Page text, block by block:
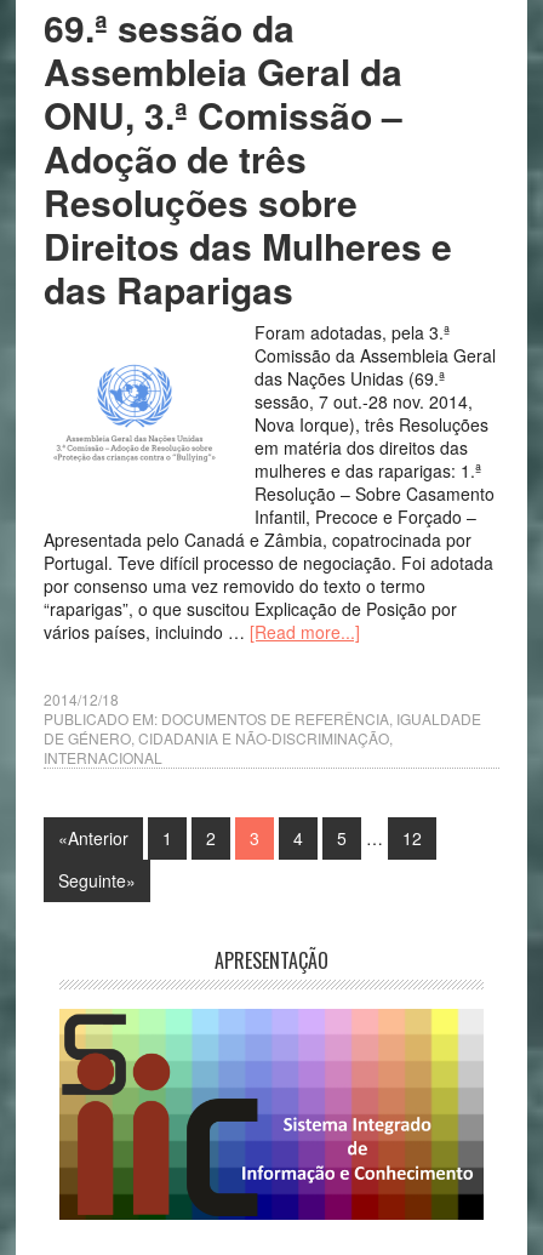
69.ª sessão da
Assembleia Geral da
ONU, 3.ª Comissão –
Adoção de três
Resoluções sobre
Direitos das Mulheres e
das Raparigas
Foram adotadas, pela 3.ª
Comissão da Assembleia Geral
das Nações Unidas (69.ª
sessão, 7 out.-28 nov. 2014,
Nova Iorque), três Resoluções
em matéria dos direitos das
mulheres e das raparigas: 1.ª
Resolução – Sobre Casamento
Infantil, Precoce e Forçado –
Apresentada pelo Canadá e Zâmbia, copatrocinada por
Portugal. Teve difícil processo de negociação. Foi adotada
por consenso uma vez removido do texto o termo
“raparigas”, o que suscitou Explicação de Posição por
vários países, incluindo … [Read more...]
2014/12/18
PUBLICADO EM: DOCUMENTOS DE REFERÊNCIA, IGUALDADE
DE GÉNERO, CIDADANIA E NÃO-DISCRIMINAÇÃO,
INTERNACIONAL
«Anterior 1 2 3 4 5 …
12
Seguinte»
APRESENTAÇÃO